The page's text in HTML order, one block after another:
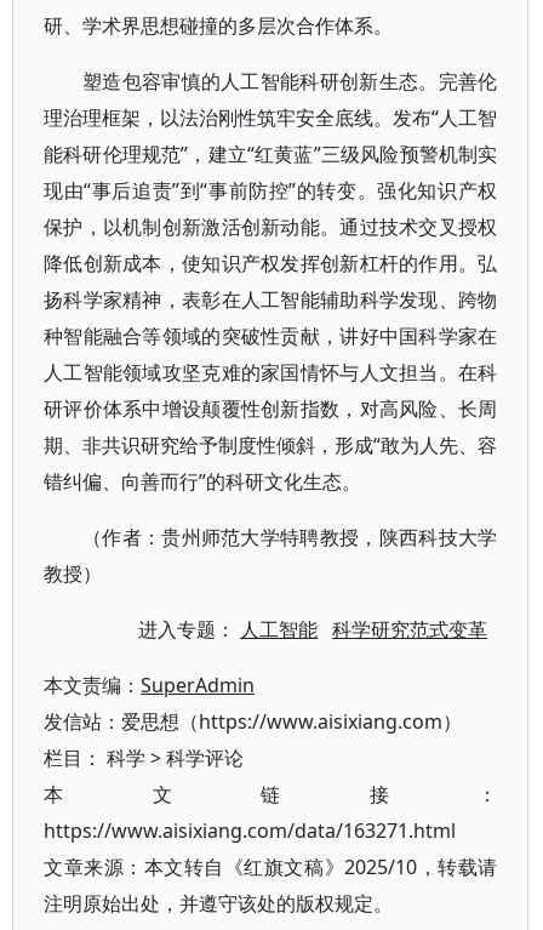
研、学术界思想碰撞的多层次合作体系。
塑造包容审慎的人工智能科研创新生态。完善伦
理治理框架，以法治刚性筑牢安全底线。发布“人工智
能科研伦理规范”，建立“红黄蓝”三级风险预警机制实
现由“事后追责”到“事前防控”的转变。强化知识产权
保护，以机制创新激活创新动能。通过技术交叉授权
降低创新成本，使知识产权发挥创新杠杆的作用。弘
扬科学家精神，表彰在人工智能辅助科学发现、跨物
种智能融合等领域的突破性贡献，讲好中国科学家在
人工智能领域攻坚克难的家国情怀与人文担当。在科
研评价体系中增设颠覆性创新指数，对高风险、长周
期、非共识研究给予制度性倾斜，形成“敢为人先、容
错纠偏、向善而行”的科研文化生态。
（作者：贵州师范大学特聘教授，陕西科技大学
教授）
进入专题： 人工智能 科学研究范式变革
本文责编： SuperAdmin
发信站：爱思想（https://www.aisixiang.com）
栏目： 科学 >科学评论
本文链接：
https://www.aisixiang.com/data/163271.html
文章来源：本文转自《红旗文稿》2025/10，转载请
注明原始出处，并遵守该处的版权规定。